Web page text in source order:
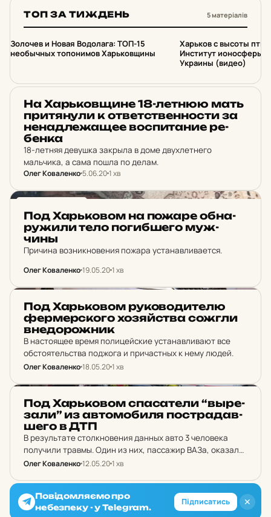
ТОП ЗА ТИЖДЕНЬ 5 матеріалів
1
Золочев и Новая Водолага: ТОП-15
необычных топонимов Харьковщины
2
Харьков с высоты
Институт ионосферы
Украины (видео)
НОВИНИ ХАРКОВА
На Харь­ков­щи­не 18-летнюю мать
при­тя­ну­ли к от­вет­ствен­нос­ти за
не­над­ле­жа­щее вос­пи­та­ние ре­
бен­ка
18-летняя девушка закрыла в доме двухлетнего
мальчика, а сама пошла по делам.
Олег Коваленко5.06.201 хв
Под Харь­ко­вом на пожаре об­на­
ру­жи­ли тело по­гиб­ше­го муж­
чины
Причина возникновения пожара устанавливается.
Олег Коваленко19.05.201 хв
Под Харь­ко­вом ру­ко­во­ди­те­лю
фер­мер­ско­го хо­зяй­ства сожгли
вне­до­рож­ник
В настоящее время полицейские устанавливают все
обстоятельства поджога и причастных к нему людей.
Олег Коваленко18.05.201 хв
Под Харь­ко­вом спа­са­те­ли “выре­
за­ли” из ав­то­мо­би­ля пос­тра­дав­
ше­го в ДТП
В результате столкновения данных авто 3 человека
получили травмы. Один из них, пассажир ВАЗа, оказался
зажат между конструкциями авто.
Олег Коваленко12.05.201 хв
✕
Повідомляємо про
небезпеку - у Telegram.
Підписатись